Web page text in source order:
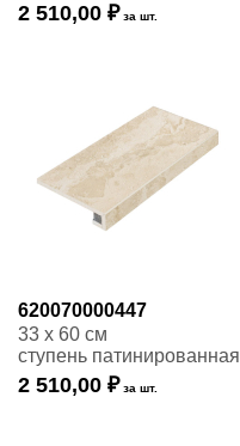
2 510,00 ₽ за шт.
620070000447
33 x 60 см
ступень патинированная
2 510,00 ₽ за шт.